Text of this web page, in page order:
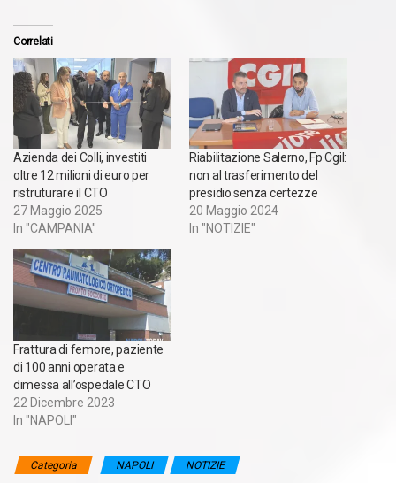
Correlati
Azienda dei Colli, investiti
oltre 12 milioni di euro per
ristruturare il CTO
27 Maggio 2025
In "CAMPANIA"
Riabilitazione Salerno, Fp Cgil:
non al trasferimento del
presidio senza certezze
20 Maggio 2024
In "NOTIZIE"
Frattura di femore, paziente
di 100 anni operata e
dimessa all’ospedale CTO
22 Dicembre 2023
In "NAPOLI"
Categoria NAPOLI NOTIZIE